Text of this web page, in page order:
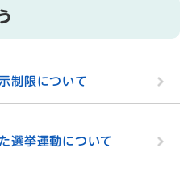
制限について
選挙運動について